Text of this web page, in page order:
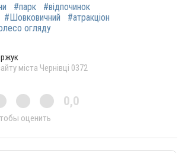
#парк
#відпочинок
#Шовковичний
#атракціон
огляду
міста Чернівці 0372
0,0
оценить